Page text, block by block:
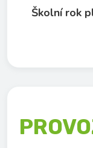
Školní rok